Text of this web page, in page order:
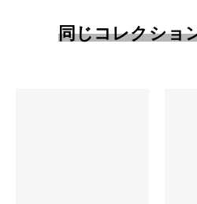
同じコレクショ